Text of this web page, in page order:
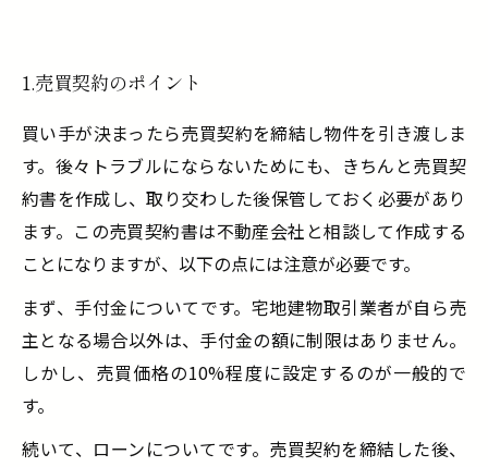
1.売買契約のポイント
買い手が決まったら売買契約を締結し物件を引き渡しま
す。後々トラブルにならないためにも、きちんと売買契
約書を作成し、取り交わした後保管しておく必要があり
ます。この売買契約書は不動産会社と相談して作成する
ことになりますが、以下の点には注意が必要です。
まず、手付金についてです。宅地建物取引業者が自ら売
主となる場合以外は、手付金の額に制限はありません。
しかし、売買価格の10%程度に設定するのが一般的で
す。
続いて、ローンについてです。売買契約を締結した後、